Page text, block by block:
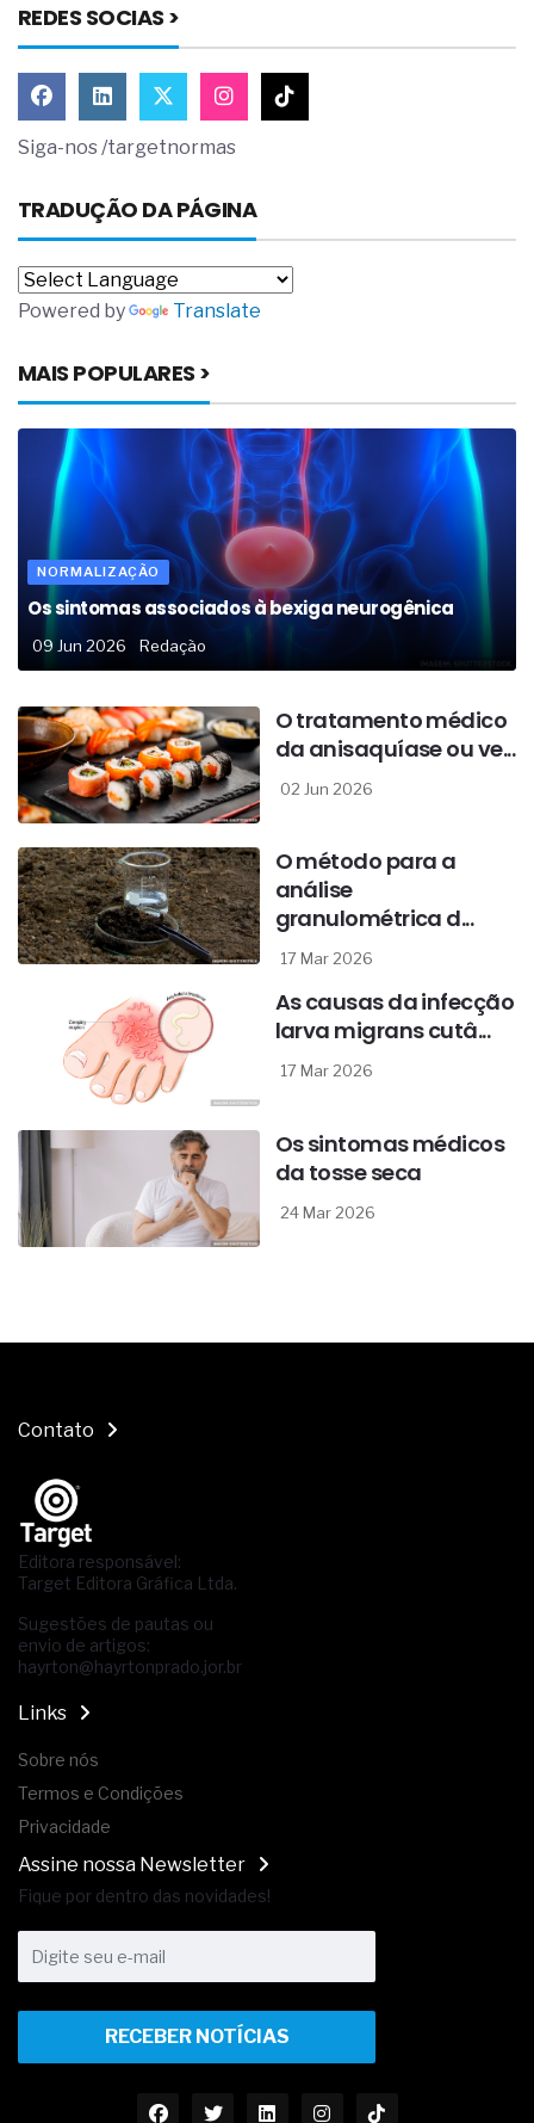
REDES SOCIAS >
Siga-nos /targetnormas
TRADUÇÃO DA PÁGINA
Powered by Translate
MAIS POPULARES >
NORMALIZAÇÃO
Os sintomas associados à bexiga neurogênica
09 Jun 2026 Redação
O tratamento médico
da anisaquíase ou ve...
02 Jun 2026
O método para a
análise
granulométrica d...
17 Mar 2026
As causas da infecção
larva migrans cutâ...
17 Mar 2026
Os sintomas médicos
da tosse seca
24 Mar 2026
Contato
Editora responsável:
Target Editora Gráfica Ltda.
Sugestões de pautas ou
envio de artigos:
hayrton@hayrtonprado.jor.br
Links
Sobre nós
Termos e Condições
Privacidade
Assine nossa Newsletter
Fique por dentro das novidades!
RECEBER NOTÍCIAS